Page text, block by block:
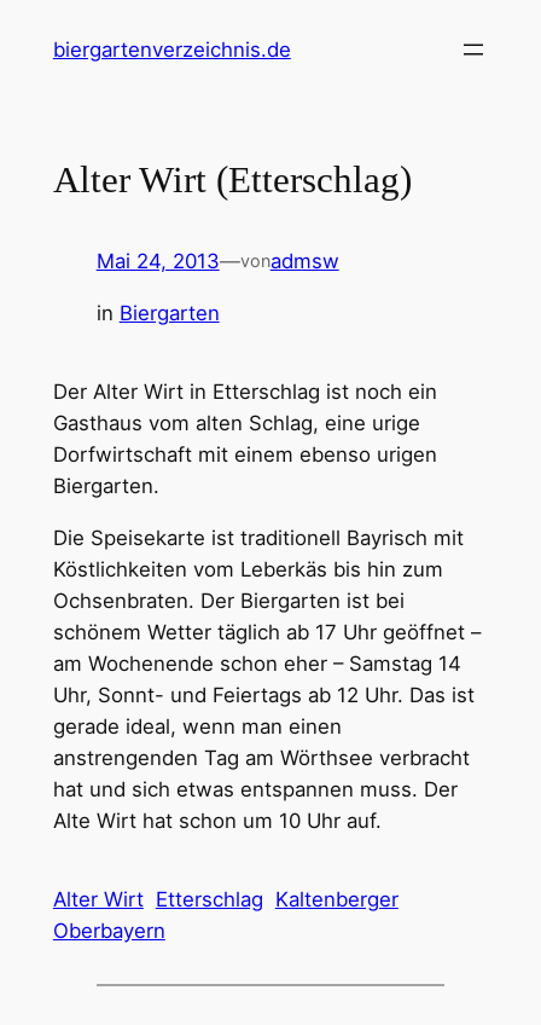
Inhaltbiergartenverzeichnis.de
Alter Wirt (Etterschlag)
Mai 24, 2013—vonadmsw
in Biergarten
Der Alter Wirt in Etterschlag ist noch ein
Gasthaus vom alten Schlag, eine urige
Dorfwirtschaft mit einem ebenso urigen
Biergarten.
Die Speisekarte ist traditionell Bayrisch mit
Köstlichkeiten vom Leberkäs bis hin zum
Ochsenbraten. Der Biergarten ist bei
schönem Wetter täglich ab 17 Uhr geöffnet –
am Wochenende schon eher – Samstag 14
Uhr, Sonnt- und Feiertags ab 12 Uhr. Das ist
gerade ideal, wenn man einen
anstrengenden Tag am Wörthsee verbracht
hat und sich etwas entspannen muss. Der
Alte Wirt hat schon um 10 Uhr auf.
Alter Wirt Etterschlag Kaltenberger
Oberbayern